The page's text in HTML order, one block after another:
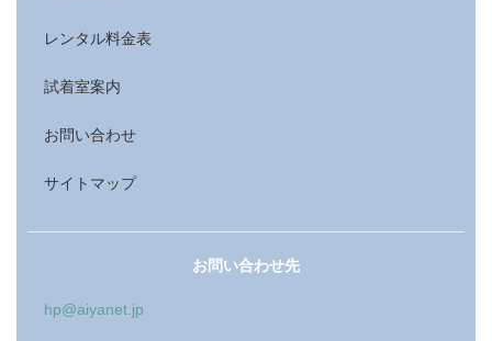
レンタル料金表
試着室案内
お問い合わせ
サイトマップ
お問い合わせ先
hp@aiyanet.jp